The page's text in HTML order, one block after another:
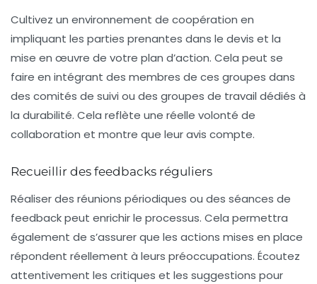
Cultivez un environnement de coopération en
impliquant les parties prenantes dans le devis et la
mise en œuvre de votre plan d’action. Cela peut se
faire en intégrant des membres de ces groupes dans
des comités de suivi ou des groupes de travail dédiés à
la durabilité. Cela reflète une réelle volonté de
collaboration et montre que leur avis compte.
Recueillir des feedbacks réguliers
Réaliser des réunions périodiques ou des séances de
feedback peut enrichir le processus. Cela permettra
également de s’assurer que les actions mises en place
répondent réellement à leurs préoccupations. Écoutez
attentivement les critiques et les suggestions pour